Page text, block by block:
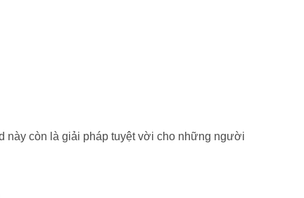
này còn là giải pháp tuyệt vời cho những người